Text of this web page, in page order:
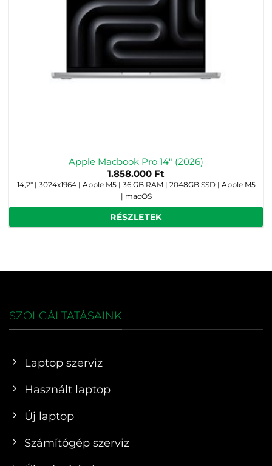
Apple Macbook Pro 14″ (2026)
1.858.000 Ft
14,2" | 3024x1964 | Apple M5 | 36 GB RAM | 2048GB SSD | Apple M5
| macOS
RÉSZLETEK
SZOLGÁLTATÁSAINK
Laptop szerviz
Használt laptop
Új laptop
Számítógép szerviz